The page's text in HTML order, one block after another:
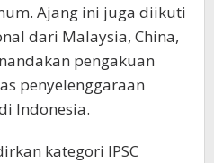
Ajang ini juga diikuti
dari Malaysia, China,
pengakuan
penyelenggaraan
Indonesia.
kategori IPSC